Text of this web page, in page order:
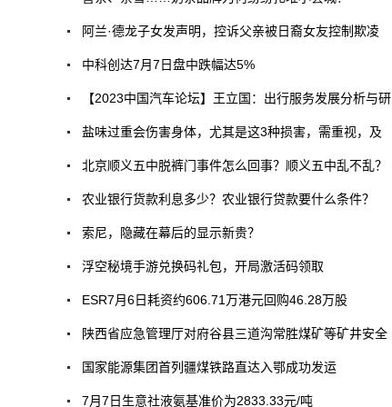
阿兰·德龙子女发声明，控诉父亲被日裔女友控制欺凌
中科创达7月7日盘中跌幅达5%
【2023中国汽车论坛】王立国：出行服务发展分析与研
盐味过重会伤害身体，尤其是这3种损害，需重视，及
北京顺义五中脱裤门事件怎么回事？顺义五中乱不乱？
农业银行货款利息多少？农业银行贷款要什么条件？
索尼，隐藏在幕后的显示新贵？
浮空秘境手游兑换码礼包，开局激活码领取
ESR7月6日耗资约606.71万港元回购46.28万股
陕西省应急管理厅对府谷县三道沟常胜煤矿等矿井安全
国家能源集团首列疆煤铁路直达入鄂成功发运
7月7日生意社液氨基准价为2833.33元/吨